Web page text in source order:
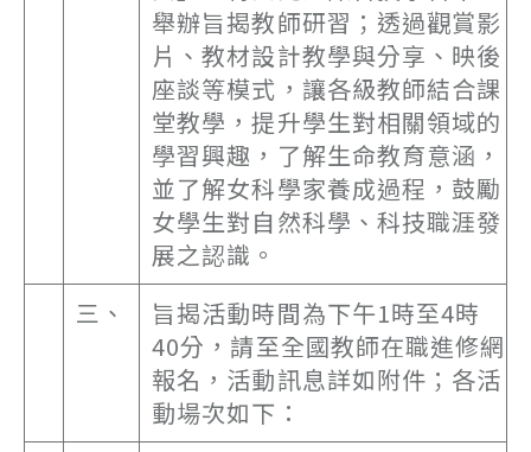
舉辦旨揭教師研習；透過觀賞影
片、教材設計教學與分享、映後
座談等模式，讓各級教師結合課
堂教學，提升學生對相關領域的
學習興趣，了解生命教育意涵，
並了解女科學家養成過程，鼓勵
女學生對自然科學、科技職涯發
展之認識。
三、
旨揭活動時間為下午1時至4時
40分，請至全國教師在職進修網
報名，活動訊息詳如附件；各活
動場次如下：